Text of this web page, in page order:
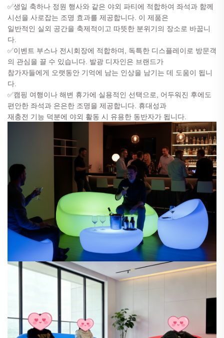
✅생일 축하나 정원 행사와 같은 야외 파티에 적합하여 좌석과 함께
시선을 사로잡는 조명 효과를 제공합니다. 이 제품은
일반적인 실외 공간을 축제적이고 따뜻한 분위기의 장소로 바꿉니
다.
✅이벤트 부스나 전시회장에 적합하며, 독특한 디스플레이로 방문객
의 관심을 끌 수 있습니다. 발광 디자인은 브랜드가
참가자들에게 오랫동안 기억에 남는 인상을 남기는 데 도움이 됩니
다.
✅캠핑 여행이나 해변 휴가에 실용적인 선택으로, 어두워진 후에도
편안한 좌석과 은은한 조명을 제공합니다. 휴대성과
재충전 기능 덕분에 야외 활동 시 유용한 동반자가 됩니다.